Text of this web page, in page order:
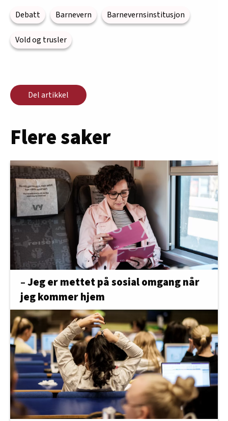
Debatt Barnevern Barnevernsinstitusjon
Vold og trusler
Del artikkel
Flere saker
– Jeg er mettet på sosial omgang når
jeg kommer hjem